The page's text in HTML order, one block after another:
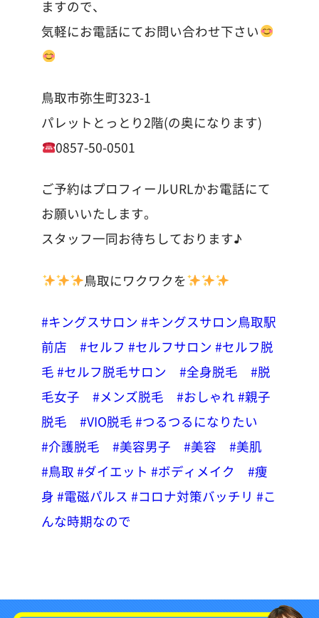
ますので、
気軽にお電話にてお問い合わせ下さい
鳥取市弥生町323-1
パレットとっとり2階(の奥になります)
0857-50-0501
ご予約はプロフィールURLかお電話にて
お願いいたします。
スタッフ一同お待ちしております♪
鳥取にワクワクを
#キングスサロン #キングスサロン鳥取駅
前店
#セルフ #セルフサロン #セルフ脱
毛 #セルフ脱毛サロン #全身脱毛
#脱
毛女子
#メンズ脱毛 #おしゃれ #親子
脱毛
#VIO脱毛 #つるつるになりたい
#介護脱毛
#美容男子 #美容
#美肌
#鳥取 #ダイエット #ボディメイク
#痩
身 #電磁パルス #コロナ対策バッチリ #こ
んな時期なので